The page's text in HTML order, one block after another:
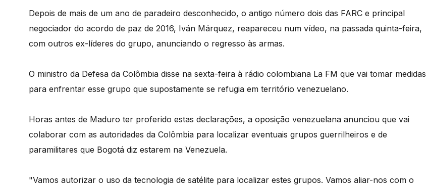
Depois de mais de um ano de paradeiro desconhecido, o antigo número dois das FARC e principal
negociador do acordo de paz de 2016, Iván Márquez, reapareceu num vídeo, na passada quinta-feira,
com outros ex-líderes do grupo, anunciando o regresso às armas.
O ministro da Defesa da Colômbia disse na sexta-feira à rádio colombiana La FM que vai tomar medidas
para enfrentar esse grupo que supostamente se refugia em território venezuelano.
Horas antes de Maduro ter proferido estas declarações, a oposição venezuelana anunciou que vai
colaborar com as autoridades da Colômbia para localizar eventuais grupos guerrilheiros e de
paramilitares que Bogotá diz estarem na Venezuela.
"Vamos autorizar o uso da tecnologia de satélite para localizar estes grupos. Vamos aliar-nos com o